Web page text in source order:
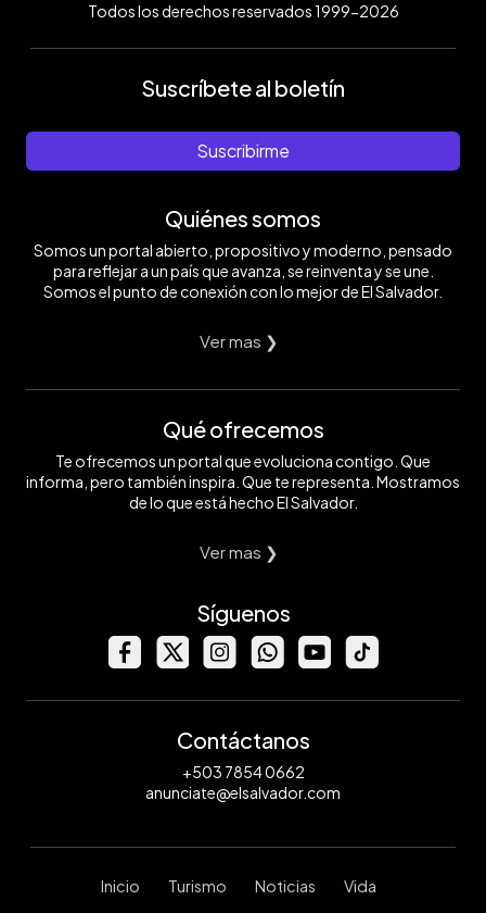
Todos los derechos reservados 1999-2026
Suscríbete al boletín
Suscribirme
Quiénes somos
Somos un portal abierto, propositivo y moderno, pensado
para reflejar a un país que avanza, se reinventa y se une.
Somos el punto de conexión con lo mejor de El Salvador.
Ver mas ❯
Qué ofrecemos
Te ofrecemos un portal que evoluciona contigo. Que
informa, pero también inspira. Que te representa. Mostramos
de lo que está hecho El Salvador.
Ver mas ❯
Síguenos
Contáctanos
+503 7854 0662
anunciate@elsalvador.com
Inicio Turismo Noticias Vida